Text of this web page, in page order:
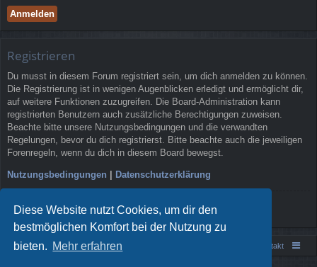
Diese Website nutzt Cookies, um dir den
bestmöglichen Komfort bei der Nutzung zu
bieten. Mehr erfahren
Registrieren
Du musst in diesem Forum registriert sein, um dich anmelden zu können.
Die Registrierung ist in wenigen Augenblicken erledigt und ermöglicht dir,
auf weitere Funktionen zuzugreifen. Die Board-Administration kann
registrierten Benutzern auch zusätzliche Berechtigungen zuweisen.
Beachte bitte unsere Nutzungsbedingungen und die verwandten
Regelungen, bevor du dich registrierst. Bitte beachte auch die jeweiligen
Forenregeln, wenn du dich in diesem Board bewegst.
Nutzungsbedingungen | Datenschutzerklärung
Registrieren
Portal Foren-Übersicht Kontakt